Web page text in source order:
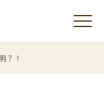
？！